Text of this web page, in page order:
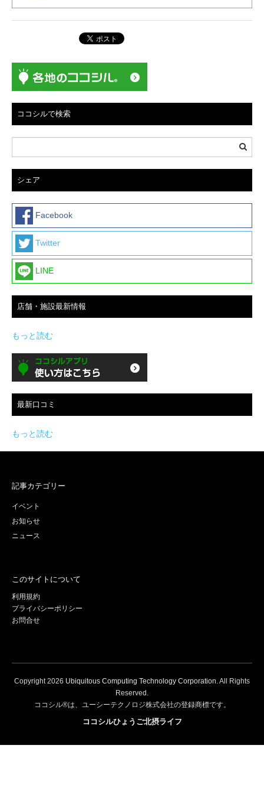
ココシルで検索
シェア
Facebook
Twitter
LINE
店舗・施設最新情報
もっと読む
最新口コミ
もっと読む
記事カテゴリー
イベント
お知らせ
ニュース
このサイトについて
利用規約
プライバシーポリシー
お問合せ
Copyright2026 Ubiquitous Computing Technology Corporation. All Rights
Reserved.
ココシル®は、ユーシーテクノロジ株式会社の登録商標です。
ココシルひょうご北摂ライフ